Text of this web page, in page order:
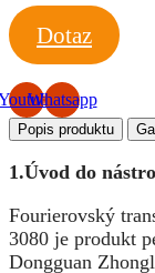
Dotaz
Whatsapp
Popis produktu
1.Úvod do
Fourierovský
3080 je produkt
Dongguan